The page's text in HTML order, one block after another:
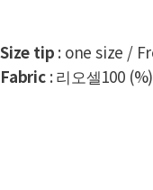
Size tip : one size /
Fabric: 리오셀100 (%)